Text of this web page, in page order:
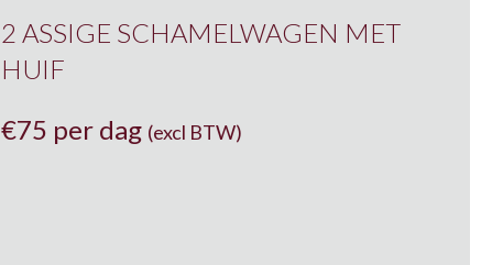
2 ASSIGE SCHAMELWAGEN MET
HUIF
€75 per dag (excl BTW)